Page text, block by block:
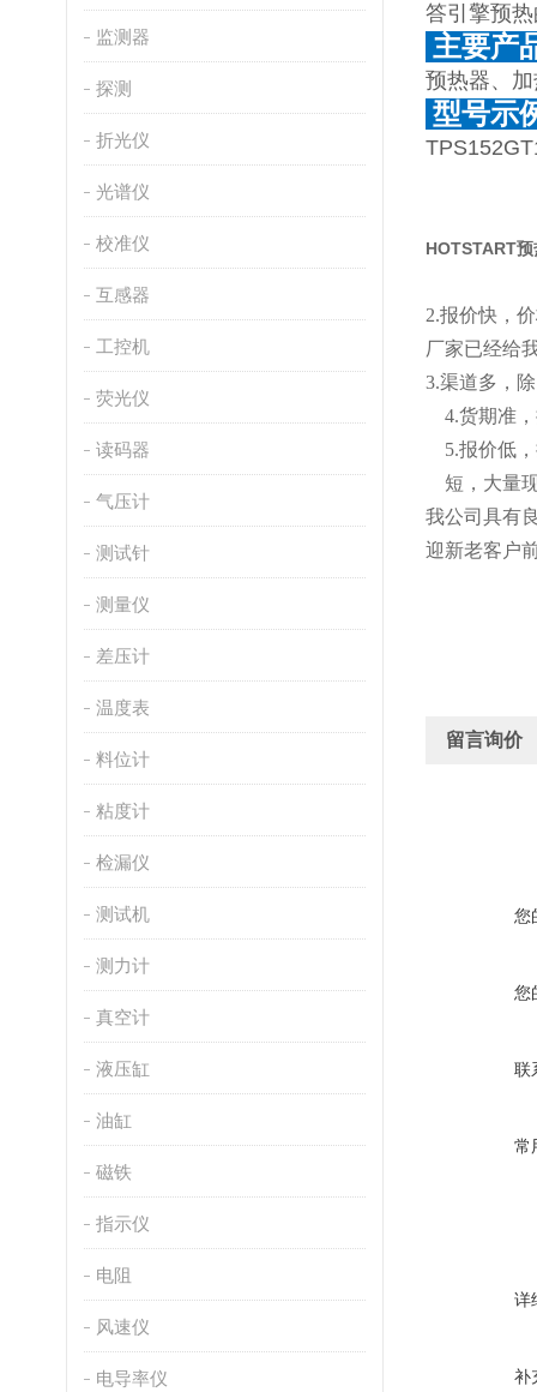
监测器
探测
折光仪
光谱仪
校准仪
互感器
工控机
荧光仪
读码器
气压计
测试针
测量仪
差压计
温度表
料位计
粘度计
检漏仪
测试机
测力计
真空计
液压缸
油缸
磁铁
指示仪
电阻
风速仪
电导率仪
答引擎预
主要产
预热器、
型号示
HOTSTART
2.报价快，
厂家已经给
3.渠道多，
4.货期准
5.报价低
短 ， 大量
我公司具有
迎新老客户
留言询价
您
您
联
常
详
补